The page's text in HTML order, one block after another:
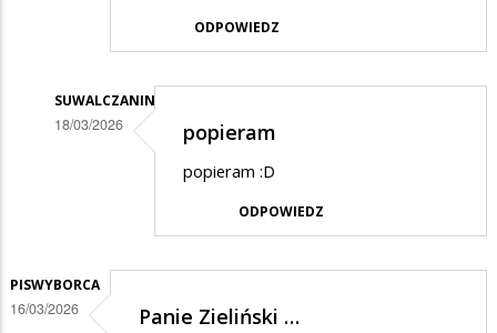
ODPOWIEDZ
SUWALCZANIN
18/03/2026
odpowiedzi
na
popieram
popieram :D
ODPOWIEDZ
PISWYBORCA
16/03/2026 Panie Zieliński …